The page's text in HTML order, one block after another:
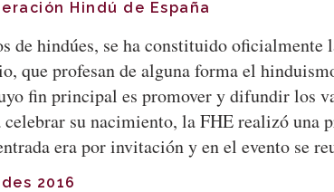
Hindú de España
de hindúes, se ha constituido
que profesan de alguna forma el
fin principal es promover y difundir los
su nacimiento, la FHE realizó una
era por invitación y en el evento se
2016